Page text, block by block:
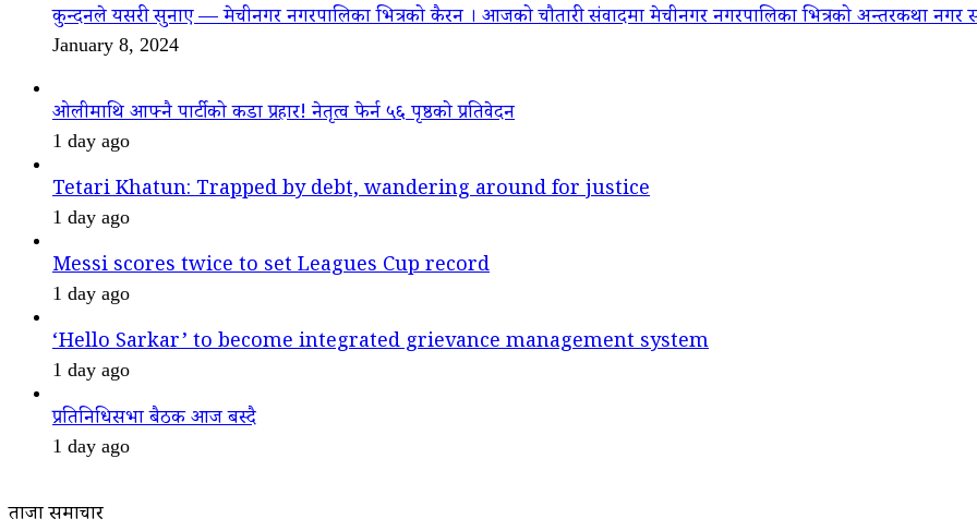
कुन्दनले यसरी सुनाए — मेचीनगर नगरपालिका भित्रको कैरन । आजको चौतारी संवादमा मेचीनगर नगरपालिका भित्रको अन्तरकथा नगर
January 8, 2024
ओलीमाथि आफ्नै पार्टीको कडा प्रहार! नेतृत्व फेर्न ५६ पृष्ठको प्रतिवेदन
1 day ago
Tetari Khatun: Trapped by debt, wandering around for justice
1 day ago
Messi scores twice to set Leagues Cup record
1 day ago
‘Hello Sarkar’ to become integrated grievance management system
1 day ago
प्रतिनिधिसभा बैठक आज बस्दै
1 day ago
ताजा समाचार